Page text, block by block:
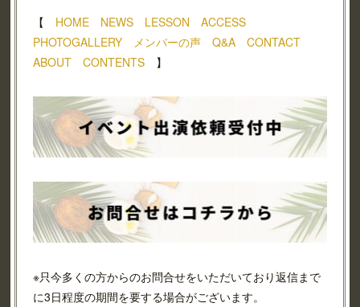
【 HOME NEWS LESSON
ACCESS
PHOTOGALLERY
メンバーの声 Q&A
CONTACT
ABOUT
CONTENTS】
※只今多くの方からのお問合せをいただいており返信まで
に3日程度の期間を要する場合がございます。